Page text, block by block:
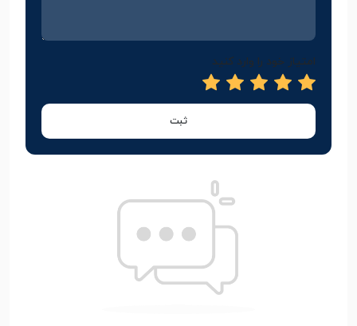
امتیاز خود را وارد کنید
ثبت